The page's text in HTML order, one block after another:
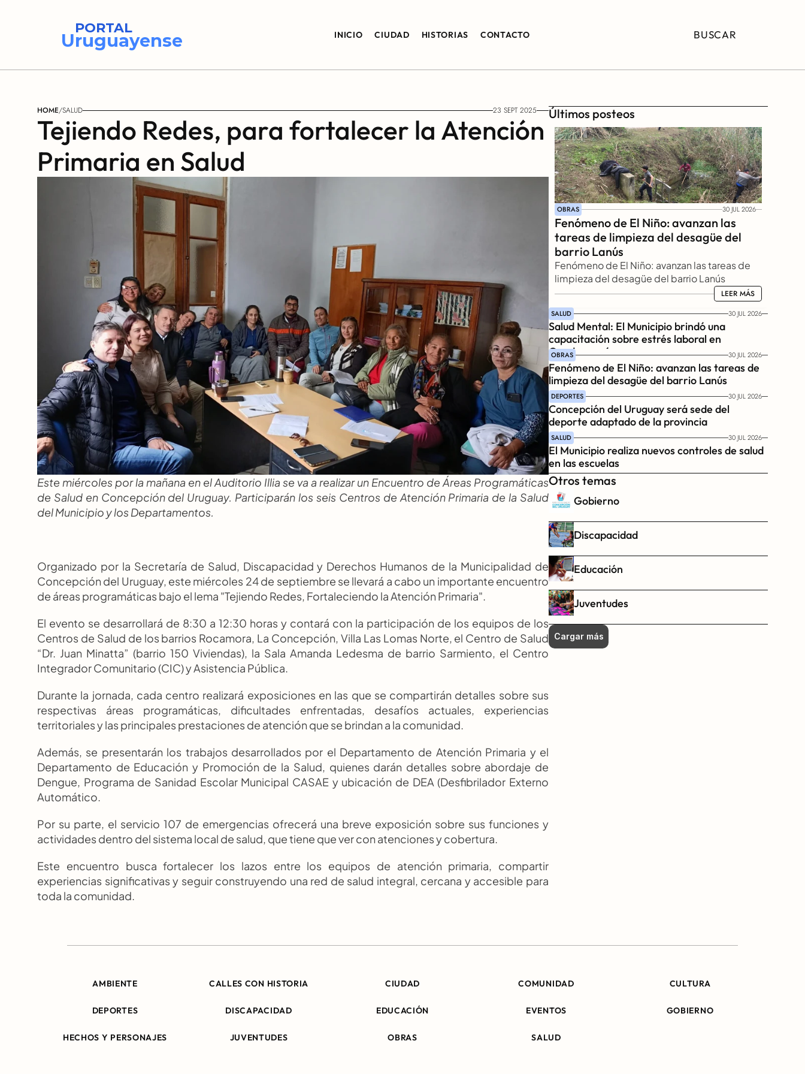
PORTAL
Uruguayense INICIO CIUDAD HISTORIAS CONTACTO BUSCAR
HOME/SALUD 23 SEPT 2025
Tejiendo Redes, para fortalecer la Atención
Primaria en Salud
Este miércoles por la mañana en el Auditorio Illia se va a realizar un Encuentro de Áreas Programáticas
de Salud en Concepción del Uruguay. Participarán los seis Centros de Atención Primaria de la Salud
del Municipio y los Departamentos.
Organizado por la Secretaría de Salud, Discapacidad y Derechos Humanos de la Municipalidad de
Concepción del Uruguay, este miércoles 24 de septiembre se llevará a cabo un importante encuentro
de áreas programáticas bajo el lema "Tejiendo Redes, Fortaleciendo la Atención Primaria".
El evento se desarrollará de 8:30 a 12:30 horas y contará con la participación de los equipos de los
Centros de Salud de los barrios Rocamora, La Concepción, Villa Las Lomas Norte, el Centro de Salud
“Dr. Juan Minatta” (barrio 150 Viviendas), la Sala Amanda Ledesma de barrio Sarmiento, el Centro
Integrador Comunitario (CIC) y Asistencia Pública.
Durante la jornada, cada centro realizará exposiciones en las que se compartirán detalles sobre sus
respectivas áreas programáticas, dificultades enfrentadas, desafíos actuales, experiencias
territoriales y las principales prestaciones de atención que se brindan a la comunidad.
Además, se presentarán los trabajos desarrollados por el Departamento de Atención Primaria y el
Departamento de Educación y Promoción de la Salud, quienes darán detalles sobre abordaje de
Dengue, Programa de Sanidad Escolar Municipal CASAE y ubicación de DEA (Desfibrilador Externo
Automático.
Por su parte, el servicio 107 de emergencias ofrecerá una breve exposición sobre sus funciones y
actividades dentro del sistema local de salud, que tiene que ver con atenciones y cobertura.
Este encuentro busca fortalecer los lazos entre los equipos de atención primaria, compartir
experiencias significativas y seguir construyendo una red de salud integral, cercana y accesible para
toda la comunidad.
Últimos posteos
OBRAS 30 JUL 2026
Fenómeno de El Niño: avanzan las
tareas de limpieza del desagüe del
barrio Lanús
Fenómeno de El Niño: avanzan las tareas de
limpieza del desagüe del barrio Lanús
LEER MÁS
LEER MÁS
SALUD 30 JUL 2026
Salud Mental: El Municipio brindó una
capacitación sobre estrés laboral en
Gendarmería
OBRAS 30 JUL 2026
Fenómeno de El Niño: avanzan las tareas de
limpieza del desagüe del barrio Lanús
DEPORTES 30 JUL 2026
Concepción del Uruguay será sede del
deporte adaptado de la provincia
SALUD 30 JUL 2026
El Municipio realiza nuevos controles de salud
en las escuelas
Otros temas
Gobierno
Discapacidad
Educación
Juventudes
Cargar más
AMBIENTE CALLES CON HISTORIA CIUDAD COMUNIDAD CULTURA
DEPORTES DISCAPACIDAD EDUCACIÓN EVENTOS GOBIERNO
HECHOS Y PERSONAJES JUVENTUDES OBRAS SALUD